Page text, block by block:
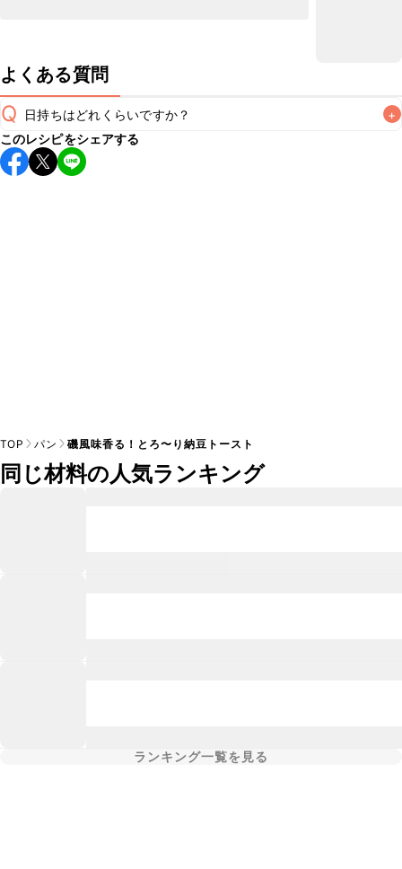
よくある質問
Q 日持ちはどれくらいですか？ +
保存期間は冷蔵で当日中が目安です。なるべくお早めにお召
し上がりください。
このレシピをシェアする
TOP パン 磯風味香る！とろ〜り納豆トースト
同じ材料の人気ランキング
ランキング一覧を見る